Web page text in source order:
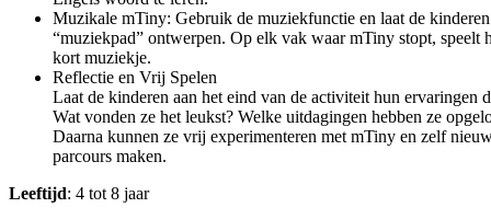
Muzikale mTiny: Gebruik de muziekfunctie en laat de
“muziekpad” ontwerpen. Op elk vak waar mTiny stopt, speelt
kort muziekje.
Reflectie en Vrij Spelen
Laat de kinderen aan het eind van de activiteit hun ervaringen
Wat vonden ze het leukst? Welke uitdagingen hebben ze
Daarna kunnen ze vrij experimenteren met mTiny en zelf
parcours maken.
Leeftijd: 4 tot 8 jaar